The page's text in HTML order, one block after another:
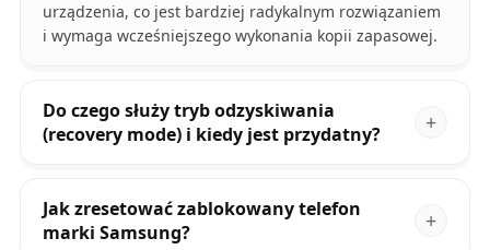
urządzenia, co jest bardziej radykalnym rozwiązaniem
i wymaga wcześniejszego wykonania kopii zapasowej.
Do czego służy tryb odzyskiwania
(recovery mode) i kiedy jest przydatny?
Jak zresetować zablokowany telefon
marki Samsung?